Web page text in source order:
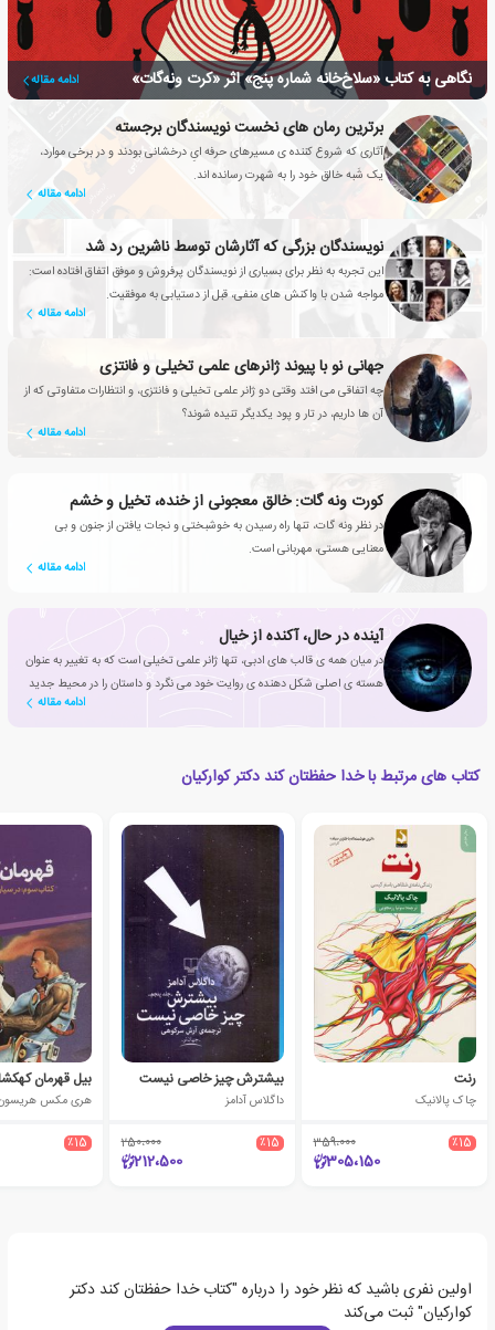
نگاهی به کتاب «سلاخ‌خانه شماره پنج» اثر «کرت ونه‌گات» ادامه مقاله
برترین رمان های نخست نویسندگان برجسته
آثاری که شروع کننده ی مسیرهای حرفه ایِ درخشانی بودند و در برخی موارد،
یک شَبه خالق خود را به شهرت رسانده اند.
ادامه مقاله
نویسندگان بزرگی که آثارشان توسط ناشرین رد شد
این تجربه به نظر برای بسیاری از نویسندگان پرفروش و موفق اتفاق افتاده است:
مواجه شدن با واکنش های منفی، قبل از دستیابی به موفقیت.
ادامه مقاله
جهانی نو با پیوند ژانرهای علمی تخیلی و فانتزی
چه اتفاقی می افتد وقتی دو ژانر علمی تخیلی و فانتزی، و انتظارات متفاوتی که از
آن ها داریم، در تار و پود یکدیگر تنیده شوند؟
ادامه مقاله
کورت ونه گات: خالق معجونی از خنده، تخیل و خشم
در نظر ونه گات، تنها راه رسیدن به خوشبختی و نجات یافتن از جنون و بی
معنایی هستی، مهربانی است.
ادامه مقاله
آینده در حال، آکنده از خیال
در میان همه ی قالب های ادبی، تنها ژانر علمی تخیلی است که به تغییر به عنوان
هسته ی اصلی شکل دهنده ی روایت خود می نگرد و داستان را در محیط جدید
ادامه مقاله
کتاب های مرتبط با خدا حفظتان کند دکتر کوارکیان
رنت
چاک پالانیک
٪15 359،000
305،150
بیشترش چیز خاصی نیست
داگلاس آدامز
٪15 250،000
212،500
بیل قهرمان
هری مکس
٪15
اولین نفری باشید که نظر خود را درباره "کتاب خدا حفظتان کند دکتر
کوارکیان" ثبت می‌کند